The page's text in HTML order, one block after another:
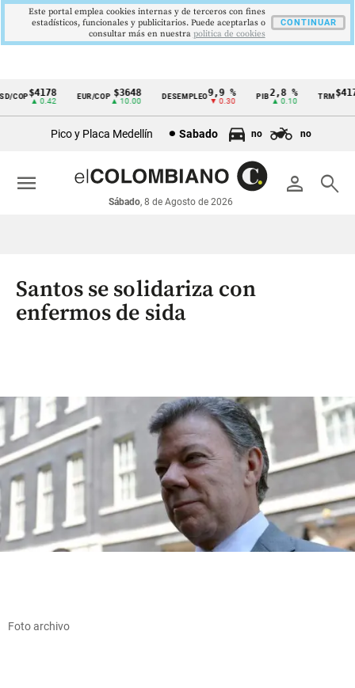
Cintillo
económicos
Colombia
COP$4178
▲ 0.42
EUR/COP $3648
▲ 10.00
DESEMPLEO 9,9 %
▼ 0.30
PIB2,8 %
▲ 0.10
TRM
Pico y Placa Medellín Sabado no no
person search
Sábado, 8 de Agosto de 2026
menu
Santos se solidariza con
enfermos de sida
Foto archivo
Este portal emplea cookies internas y de terceros con fines
estadísticos, funcionales y publicitarios. Puede aceptarlas o
consultar más en nuestra politica de cookies
CONTINUAR